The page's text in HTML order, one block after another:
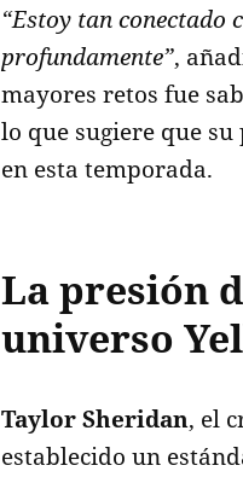
“Estoy tan conectado
profundamente”,
mayores retos fue
lo que sugiere que
en esta temporada.
La presión
universo
Taylor Sheridan, el
establecido un